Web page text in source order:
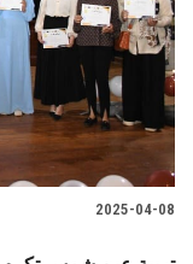
2025-04-08